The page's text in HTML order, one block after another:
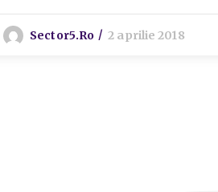
Sector5.ro 2 aprilie 2018